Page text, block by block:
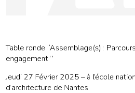
Table ronde “Assemblage(s) :
engagement ”
Jeudi 27 Février 2025 – à l’école
d’architecture de Nantes